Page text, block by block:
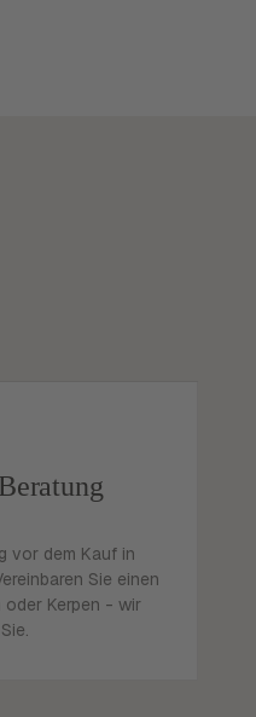
vor dem Kauf in
Sie einen
oder Kerpen - wir